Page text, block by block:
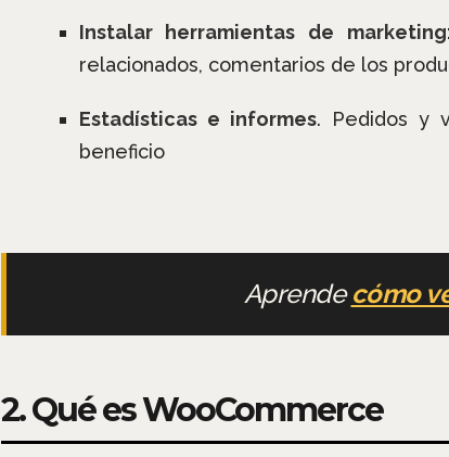
Instalar herramientas de marketing
relacionados, comentarios de los
Estadísticas e informes. Pedidos y
beneficio
Aprendecómo
2. Qué es WooCommerce